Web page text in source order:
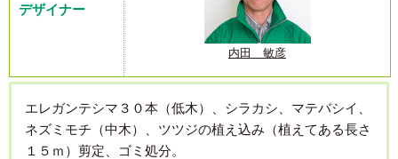
デザイナー
内田 敏彦
エレガンテシマ３０本（低木）、シラカシ、マテバシイ、
ネズミモチ（中木）、ツツジの植え込み（植えてある長さ
１５ｍ）剪定、ゴミ処分。